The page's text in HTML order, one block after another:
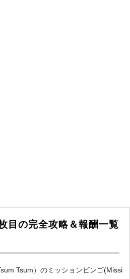
目の完全攻略＆報酬一覧
Tsum）のミッションビンゴ(Missi